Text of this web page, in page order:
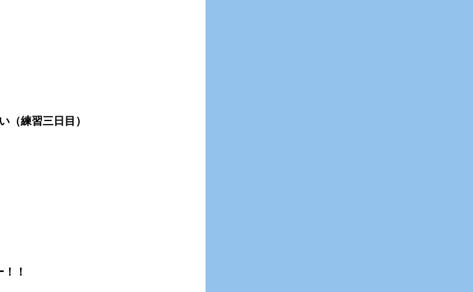
（練習三日目）
！